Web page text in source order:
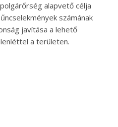
alapvető célja
számának
javítása a lehető
a területen.